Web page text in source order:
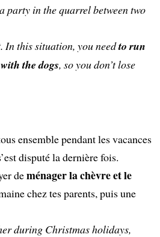
party in the quarrel between two
In this situation, you needto run
the dogs, so you don’t lose
ensemble pendant les vacances
disputé la dernière fois.
deménager la chèvre et le
chez tes parents, puis une
during Christmas holidays,